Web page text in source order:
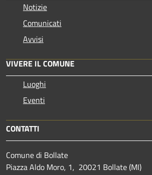
Notizie
Comunicati
Avvisi
VIVERE IL COMUNE
Luoghi
Eventi
CONTATTI
Comune di Bollate
Piazza Aldo Moro, 1, 20021 Bollate (MI)